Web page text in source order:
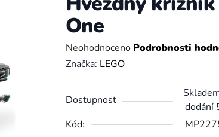
One
Průměrné
hodnocení
je
z
Neohodnoceno Podrobnosti
Značka: LEGO
Dostupnost
dodání
Kód: